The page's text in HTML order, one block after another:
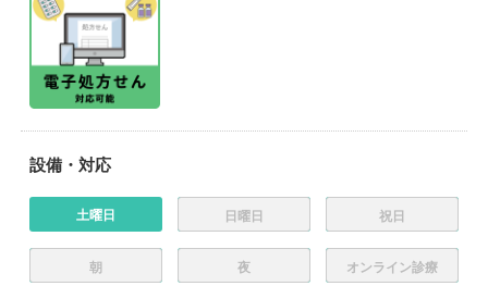
設備・対応
土曜日 日曜日 祝日
朝 夜 オンライン診療